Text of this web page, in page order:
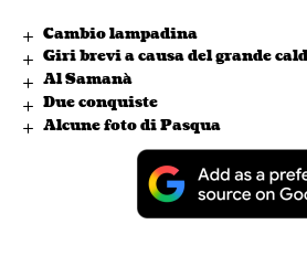
Cambio lampadina
Giri brevi a causa del grande
Al Samanà
Due conquiste
Alcune foto di Pasqua